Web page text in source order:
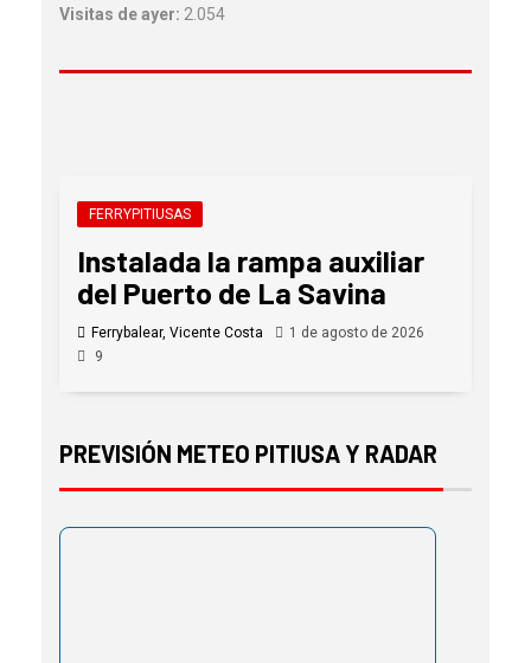
Visitas de ayer: 2.054
FERRYPITIUSAS
Instalada la rampa auxiliar
del Puerto de La Savina
Ferrybalear, Vicente Costa
1 de agosto de 2026
9
PREVISIÓN METEO PITIUSA Y RADAR